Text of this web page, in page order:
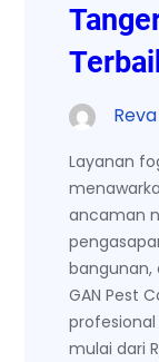
Layanan
ancaman
bangunan,
GAN Pest
mulai dari